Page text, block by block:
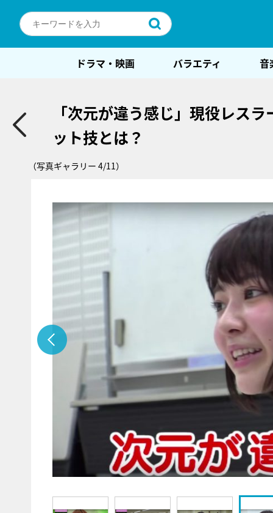
ドラマ・映画 バラエティ 音
「次元が違う感じ」現役レス
ット技とは？
（写真ギャラリー 4/11）